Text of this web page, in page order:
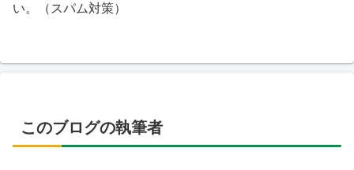
い。（スパム対策）
このブログの執筆者